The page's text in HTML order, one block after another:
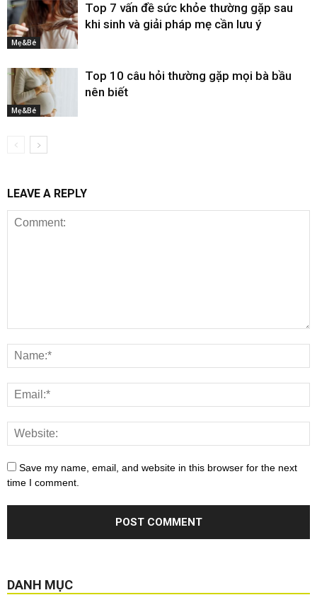
Mẹ&Bé
Top 7 vấn đề sức khỏe thường gặp sau
khi sinh và giải pháp mẹ cần lưu ý
Mẹ&Bé
Top 10 câu hỏi thường gặp mọi bà bầu
nên biết
LEAVE A REPLY
Save my name, email, and website in this browser for the next
time I comment.
DANH MỤC